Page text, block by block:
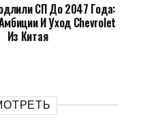
СП До 2047 Года:
И Уход Chevrolet
Из Китая